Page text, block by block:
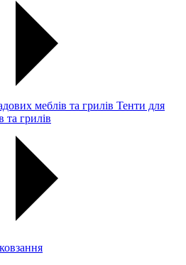
Тенти для
та грилів